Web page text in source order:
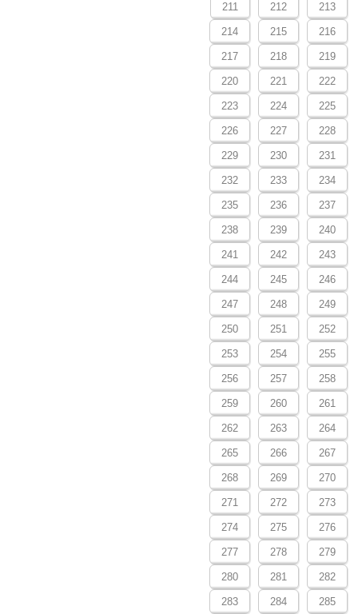
211 212 213
214 215 216
217 218 219
220 221 222
223 224 225
226 227 228
229 230 231
232 233 234
235 236 237
238 239 240
241 242 243
244 245 246
247 248 249
250 251 252
253 254 255
256 257 258
259 260 261
262 263 264
265 266 267
268 269 270
271 272 273
274 275 276
277 278 279
280 281 282
283 284 285